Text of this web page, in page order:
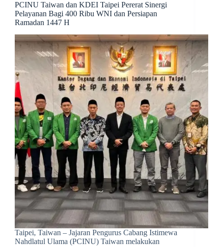
PCINU Taiwan dan KDEI Taipei Pererat Sinergi
Pelayanan Bagi 400 Ribu WNI dan Persiapan
Ramadan 1447 H
Taipei, Taiwan – Jajaran Pengurus Cabang Istimewa
Nahdlatul Ulama (PCINU) Taiwan melakukan